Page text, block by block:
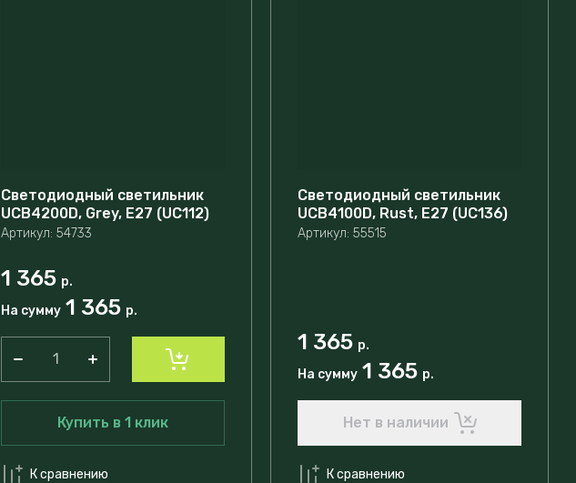
Светодиодный светильник
UCВ4200D, Grey, E27 (UC112)
Артикул: 54733
1 365 р.
На сумму 1 365 р.
Купить в 1 клик
К сравнению
Светодиодный светильник
UCВ4100D, Rust, E27 (UC136)
Артикул: 55515
1 365 р.
На сумму 1 365 р.
Нет в наличии
К сравнению